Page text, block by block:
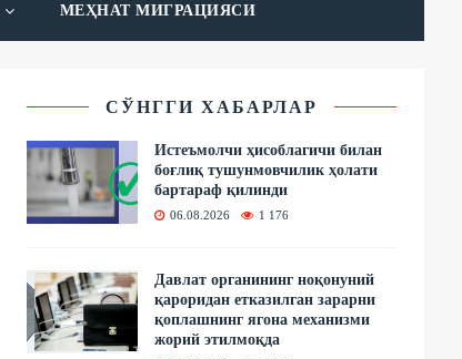
МЕҲНАТ МИГРАЦИЯСИ
СЎНГГИ ХАБАРЛАР
Истеъмолчи ҳисоблагичи билан
боғлиқ тушунмовчилик ҳолати
бартараф қилинди
06.08.2026 1 176
Давлат органининг ноқонуний
қароридан етказилган зарарни
қоплашнинг ягона механизми
жорий этилмоқда